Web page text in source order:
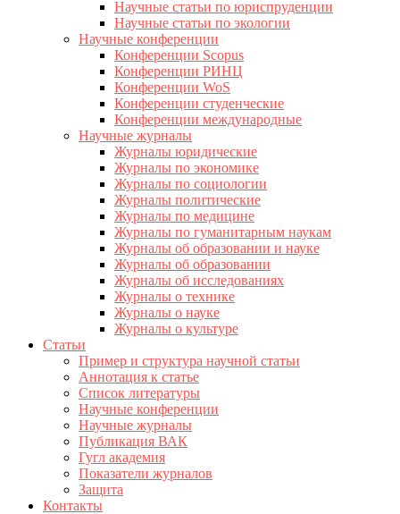
Научные статьи по юриспруденции
Научные статьи по экологии
Научные конференции
Конференции Scopus
Конференции РИНЦ
Конференции WoS
Конференции студенческие
Конференции международные
Научные журналы
Журналы юридические
Журналы по экономике
Журналы по социологии
Журналы политические
Журналы по медицине
Журналы по гуманитарным наукам
Журналы об образовании и науке
Журналы об образовании
Журналы об исследованиях
Журналы о технике
Журналы о науке
Журналы о культуре
Статьи
Пример и структура научной статьи
Аннотация к статье
Список литературы
Научные конференции
Научные журналы
Публикация ВАК
Гугл академия
Показатели журналов
Защита
Контакты